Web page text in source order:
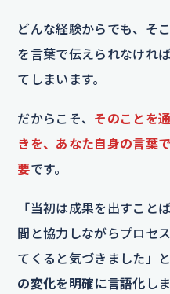
どんな経験からでも、そ
を言葉で伝えられなけれ
てしまいます。
だからこそ、 そのことを
きを、あなた自身の言葉
要です。
「当初は成果を出すこと
間と協力しながらプロセ
てくると気づきました」
の変化を明確に言語化 し